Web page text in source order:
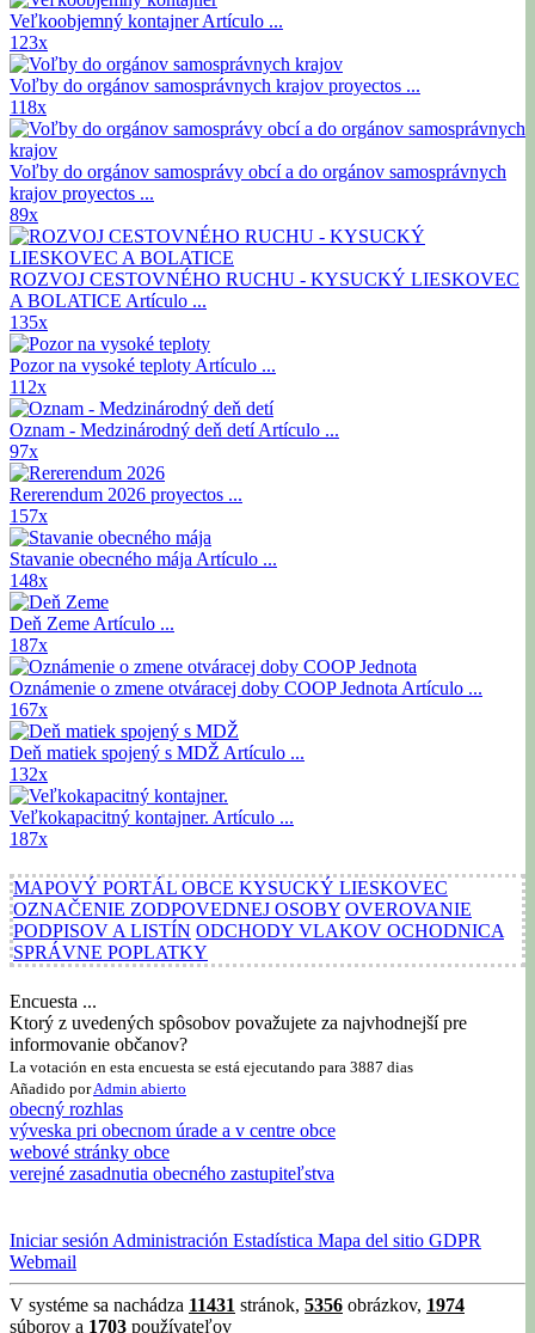
Veľkoobjemný kontajnerArtículo ...
123x
Voľby do orgánov samosprávnych krajov proyectos ...
118x
Voľby do orgánov samosprávy obcí a do orgánov samosprávnych
krajov proyectos ...
89x
ROZVOJ CESTOVNÉHO RUCHU - KYSUCKÝ LIESKOVEC
A BOLATICE Artículo ...
135x
Pozor na vysoké teploty Artículo ...
112x
Oznam - Medzinárodný deň detíArtículo ...
97x
Rererendum 2026 proyectos ...
157x
Stavanie obecného mája Artículo ...
148x
Deň Zeme Artículo ...
187x
Oznámenie o zmene otváracej doby COOP Jednota Artículo ...
167x
Deň matiek spojený s MDŽ Artículo ...
132x
Veľkokapacitný kontajner. Artículo ...
187x
MAPOVÝ PORTÁL OBCE KYSUCKÝ LIESKOVEC
OZNAČENIE ZODPOVEDNEJ OSOBY OVEROVANIE
PODPISOV A LISTÍN ODCHODY VLAKOV OCHODNICA
SPRÁVNE POPLATKY
Encuesta ...
Ktorý z uvedených spôsobov považujete za najvhodnejší pre
informovanie občanov?
La votación en esta encuesta se está ejecutando para 3887 dias
Añadido porAdmin abierto
obecný rozhlas
výveska pri obecnom úrade a v centre obce
webové stránky obce
verejné zasadnutia obecného zastupiteľstva
Iniciar sesión Administración Estadística Mapa del sitio GDPR
Webmail
V systéme sa nachádza 11431 stránok, 5356 obrázkov, 1974
súborov a 1703 používateľov